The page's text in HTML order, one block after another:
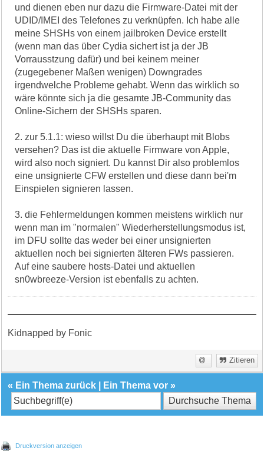
und dienen eben nur dazu die Firmware-Datei mit der
UDID/IMEI des Telefones zu verknüpfen. Ich habe alle
meine SHSHs von einem jailbroken Device erstellt
(wenn man das über Cydia sichert ist ja der JB
Vorrausstzung dafür) und bei keinem meiner
(zugegebener Maßen wenigen) Downgrades
irgendwelche Probleme gehabt. Wenn das wirklich so
wäre könnte sich ja die gesamte JB-Community das
Online-Sichern der SHSHs sparen.
2. zur 5.1.1: wieso willst Du die überhaupt mit Blobs
versehen? Das ist die aktuelle Firmware von Apple,
wird also noch signiert. Du kannst Dir also problemlos
eine unsignierte CFW erstellen und diese dann bei'm
Einspielen signieren lassen.
3. die Fehlermeldungen kommen meistens wirklich nur
wenn man im "normalen" Wiederherstellungsmodus ist,
im DFU sollte das weder bei einer unsignierten
aktuellen noch bei signierten älteren FWs passieren.
Auf eine saubere hosts-Datei und aktuellen
sn0wbreeze-Version ist ebenfalls zu achten.
Kidnapped by Fonic
Zitieren
« Ein Thema zurück Ein Thema vor »
Druckversion anzeigen